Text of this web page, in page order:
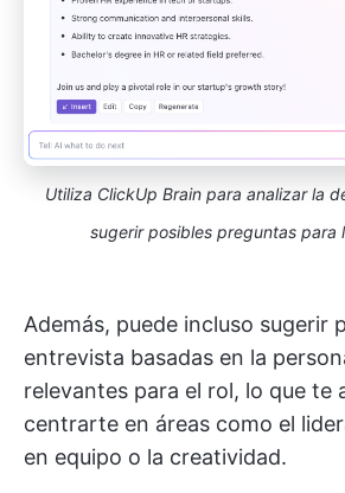
Utiliza ClickUp Brain para analizar la
sugerir posibles preguntas para
Además, puede incluso sugerir
entrevista basadas en la
relevantes para el rol, lo que te
centrarte en áreas como el
en equipo o la creatividad.